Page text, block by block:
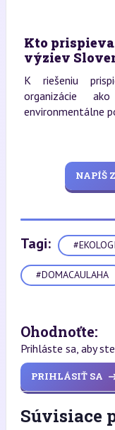
Kto
výziev
K riešeniu
organizácie
environmentálne
NAPÍŠ
Tagi:
#DOMACAULAHA
Ohodnoťte:
Prihláste sa, aby
PRIHLÁSIŤ SA
Súvisiace